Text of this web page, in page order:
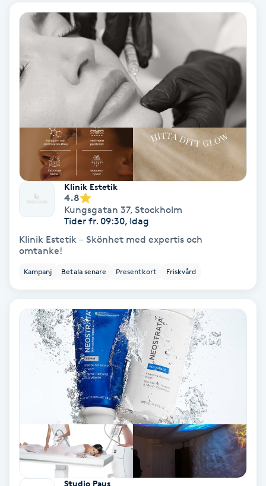
Ansiktsbehandling djuprengörande
Babylights
Balayage
Bambumassage
Barnklippning
Bottenfärg
Brynformning
Brynfärgning
Brynplockning
Bröllopsuppsättning
Celluliter
Klinik Estetik
4.8
Kungsgatan 37, Stockholm
Tider fr. 09:30, Idag
Klinik Estetik – Skönhet med expertis och
omtanke!
Kampanj Betala senare Presentkort Friskvård
Studio Paus